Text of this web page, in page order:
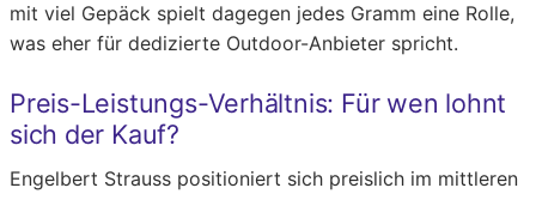
mit viel Gepäck spielt dagegen jedes Gramm eine Rolle,
was eher für dedizierte Outdoor-Anbieter spricht.
Preis-Leistungs-Verhältnis: Für wen lohnt
sich der Kauf?
Engelbert Strauss positioniert sich preislich im mittleren